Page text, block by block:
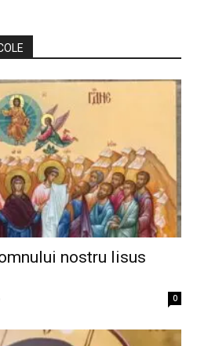
nostru Iisus
0